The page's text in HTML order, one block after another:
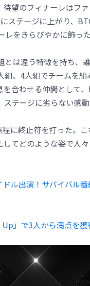
望のフィナーレはフ
ステージに上がり、
をきらびやかに飾った
とは違う特徴を持ち、
、4人組でチームを組
合わせる仲間として
テージに劣らない感動
に終止符を打った。
てどのような姿で人
ドル出演！サバイバル
」で3人から満点を獲